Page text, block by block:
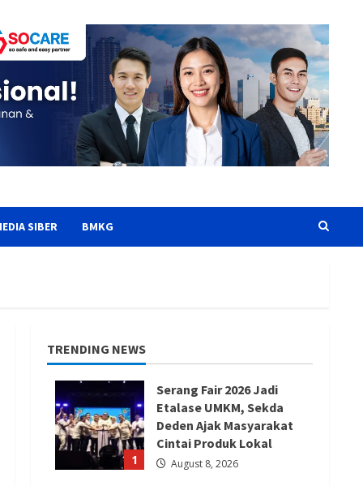
SIBER BMKG
TRENDING NEWS
1
Serang Fair 2026 Jadi
Etalase UMKM, Sekda
Deden Ajak Masyarakat
Cintai Produk Lokal
August 8, 2026